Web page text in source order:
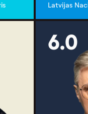
Latvijas
6.0